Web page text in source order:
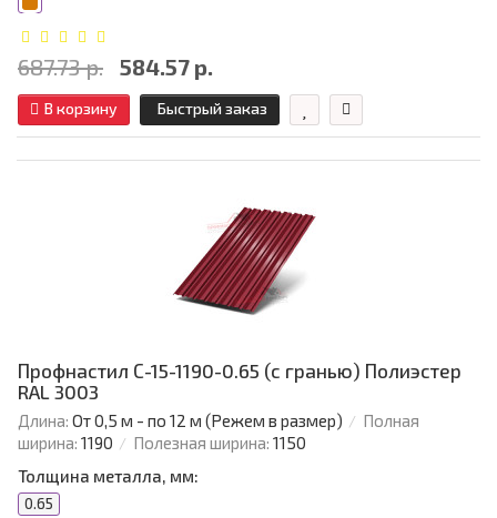
687.73 р. 584.57 р.
В корзину Быстрый заказ
Профнастил С-15-1190-0.65 (с гранью) Полиэстер
RAL 3003
Длина: От 0,5 м - по 12 м (Режем в размер)
Полная
ширина: 1190 Полезная ширина: 1150
Толщина металла, мм:
0.65